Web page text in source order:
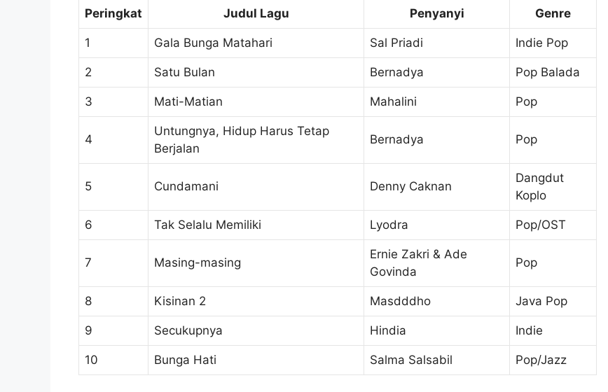
Peringkat Judul Lagu Penyanyi Genre
1 Gala Bunga Matahari Sal Priadi Indie Pop
2 Satu Bulan Bernadya Pop Balada
3 Mati-Matian Mahalini Pop
4
Untungnya, Hidup Harus Tetap
Berjalan
Bernadya Pop
5 Cundamani Denny Caknan
Dangdut
Koplo
6 Tak Selalu Memiliki Lyodra Pop/OST
7 Masing-masing
Ernie Zakri & Ade
Govinda
Pop
8 Kisinan 2 Masdddho Java Pop
9 Secukupnya Hindia Indie
10 Bunga Hati Salma Salsabil Pop/Jazz